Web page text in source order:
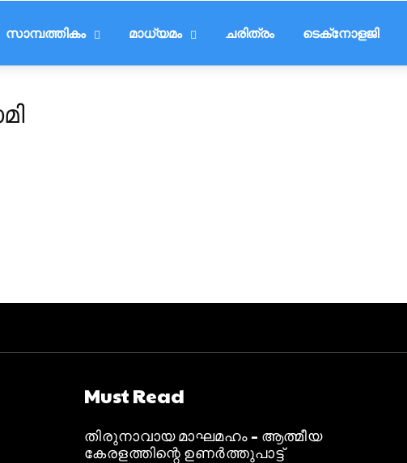
സാമ്പത്തികം മാധ്യമം ചരിത്രം ടെക്‌നോളജി
Must Read
തിരുനാവായ മാഘമഹം – ആത്മീയ
കേരളത്തിന്റെ ഉണർത്തുപാട്ട്